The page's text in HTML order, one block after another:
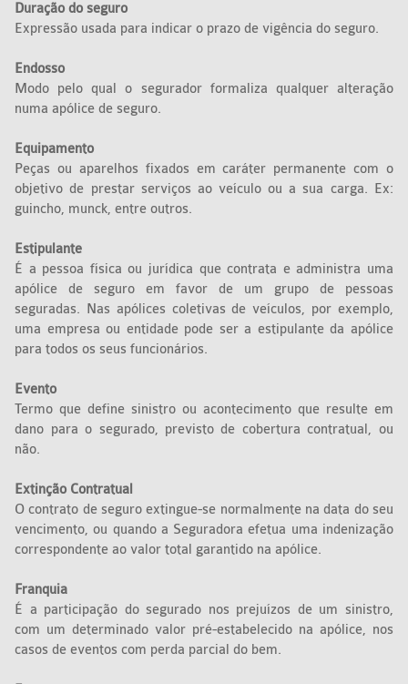
Duração do seguro
Expressão usada para indicar o prazo de vigência do seguro.
Endosso
Modo pelo qual o segurador formaliza qualquer alteração
numa apólice de seguro.
Equipamento
Peças ou aparelhos fixados em caráter permanente com o
objetivo de prestar serviços ao veículo ou a sua carga. Ex:
guincho, munck, entre outros.
Estipulante
É a pessoa física ou jurídica que contrata e administra uma
apólice de seguro em favor de um grupo de pessoas
seguradas. Nas apólices coletivas de veículos, por exemplo,
uma empresa ou entidade pode ser a estipulante da apólice
para todos os seus funcionários.
Evento
Termo que define sinistro ou acontecimento que resulte em
dano para o segurado, previsto de cobertura contratual, ou
não.
Extinção Contratual
O contrato de seguro extingue-se normalmente na data do seu
vencimento, ou quando a Seguradora efetua uma indenização
correspondente ao valor total garantido na apólice.
Franquia
É a participação do segurado nos prejuízos de um sinistro,
com um determinado valor pré-estabelecido na apólice, nos
casos de eventos com perda parcial do bem.